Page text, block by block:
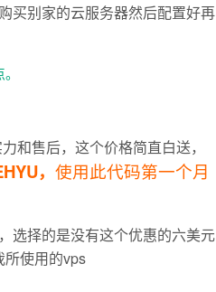
买别家的云服务器然后配置好再
和售后，这个价格简直白送，
HYU， 使用此代码第一个月
选择的是没有这个优惠的六美元
所使用的vps